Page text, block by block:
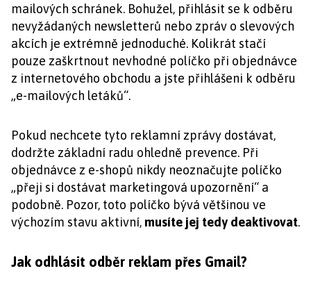
mailových schránek. Bohužel, přihlásit se k odběru
nevyžádaných newsletterů nebo zpráv o slevových
akcích je extrémně jednoduché. Kolikrát stačí
pouze zaškrtnout nevhodné políčko při objednávce
z internetového obchodu a jste přihlášeni k odběru
„e-mailových letáků“.
Pokud nechcete tyto reklamní zprávy dostávat,
dodržte základní radu ohledně prevence. Při
objednávce z e-shopů nikdy neoznačujte políčko
„přeji si dostávat marketingová upozornění“ a
podobně. Pozor, toto políčko bývá většinou ve
výchozím stavu aktivní,musíte jej tedy deaktivovat.
Jak odhlásit odběr reklam přes Gmail?